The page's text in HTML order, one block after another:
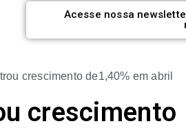
Acesse nossa
crescimento de1,40% em abril
crescimento